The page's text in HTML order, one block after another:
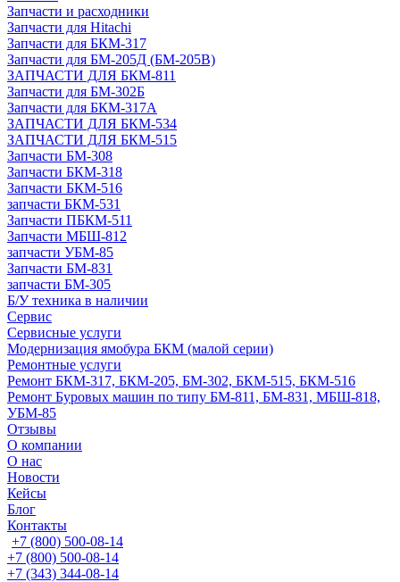
Запчасти и расходники
Запчасти для Hitachi
Запчасти для БКМ-317
Запчасти для БМ-205Д (БМ-205В)
ЗАПЧАСТИ ДЛЯ БКМ-811
Запчасти для БМ-302Б
Запчасти для БКМ-317А
ЗАПЧАСТИ ДЛЯ БКМ-534
ЗАПЧАСТИ ДЛЯ БКМ-515
Запчасти БМ-308
Запчасти БКМ-318
Запчасти БКМ-516
запчасти БКМ-531
Запчасти ПБКМ-511
Запчасти МБШ-812
запчасти УБМ-85
Запчасти БМ-831
запчасти БМ-305
Б/У техника в наличии
Сервис
Сервисные услуги
Модернизация ямобура БКМ (малой серии)
Ремонтные услуги
Ремонт БКМ-317, БКМ-205, БМ-302, БКМ-515, БКМ-516
Ремонт Буровых машин по типу БМ-811, БМ-831, МБШ-818,
УБМ-85
Отзывы
О компании
О нас
Новости
Кейсы
Блог
Контакты
+7 (800) 500-08-14
+7 (800) 500-08-14
+7 (343) 344-08-14